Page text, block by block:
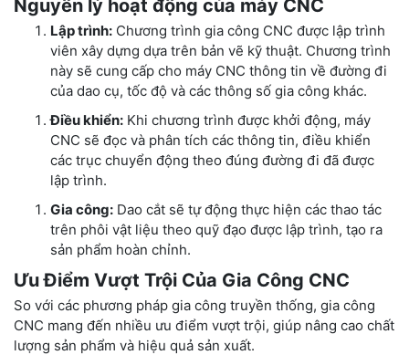
Nguyên lý hoạt động của máy CNC
Lập trình: Chương trình gia công CNC được lập trình
viên xây dựng dựa trên bản vẽ kỹ thuật. Chương trình
này sẽ cung cấp cho máy CNC thông tin về đường đi
của dao cụ, tốc độ và các thông số gia công khác.
Điều khiển: Khi chương trình được khởi động, máy
CNC sẽ đọc và phân tích các thông tin, điều khiển
các trục chuyển động theo đúng đường đi đã được
lập trình.
Gia công: Dao cắt sẽ tự động thực hiện các thao tác
trên phôi vật liệu theo quỹ đạo được lập trình, tạo ra
sản phẩm hoàn chỉnh.
Ưu Điểm Vượt Trội Của Gia Công CNC
So với các phương pháp gia công truyền thống, gia công
CNC mang đến nhiều ưu điểm vượt trội, giúp nâng cao chất
lượng sản phẩm và hiệu quả sản xuất.